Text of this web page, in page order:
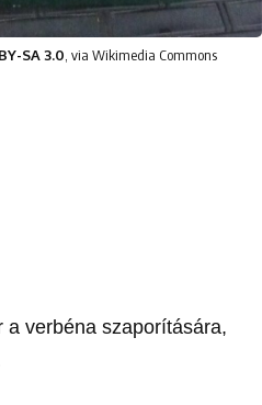
SA 3.0 , via Wikimedia Commons
a verbéna szaporítására,